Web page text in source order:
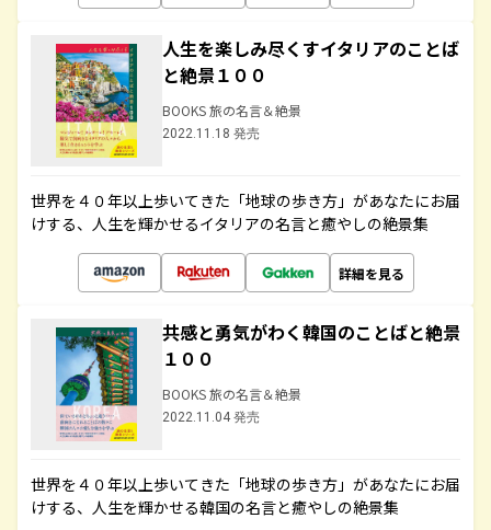
人生を楽しみ尽くすイタリアのことば
と絶景１００
BOOKS 旅の名言＆絶景
2022.11.18 発売
世界を４０年以上歩いてきた「地球の歩き方」があなたにお届
けする、人生を輝かせるイタリアの名言と癒やしの絶景集
詳細を見る
共感と勇気がわく韓国のことばと絶景
１００
BOOKS 旅の名言＆絶景
2022.11.04 発売
世界を４０年以上歩いてきた「地球の歩き方」があなたにお届
けする、人生を輝かせる韓国の名言と癒やしの絶景集